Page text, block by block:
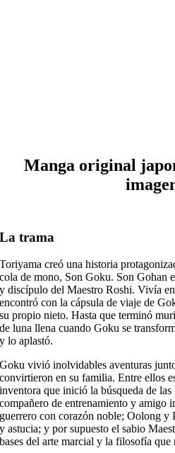
Manga original
La trama
Toriyama creó una historia
cola de mono, Son Goku. Son Gohan
y discípulo del Maestro Roshi. Vivía
encontró con la cápsula de viaje de
su propio nieto. Hasta que terminó
de luna llena cuando Goku se
y lo aplastó.
Goku vivió inolvidables aventuras
convirtieron en su familia. Entre ellos
inventora que inició la búsqueda de
compañero de entrenamiento y amigo
guerrero con corazón noble; Oolong y
y astucia; y por supuesto el sabio
bases del arte marcial y la filosofía que